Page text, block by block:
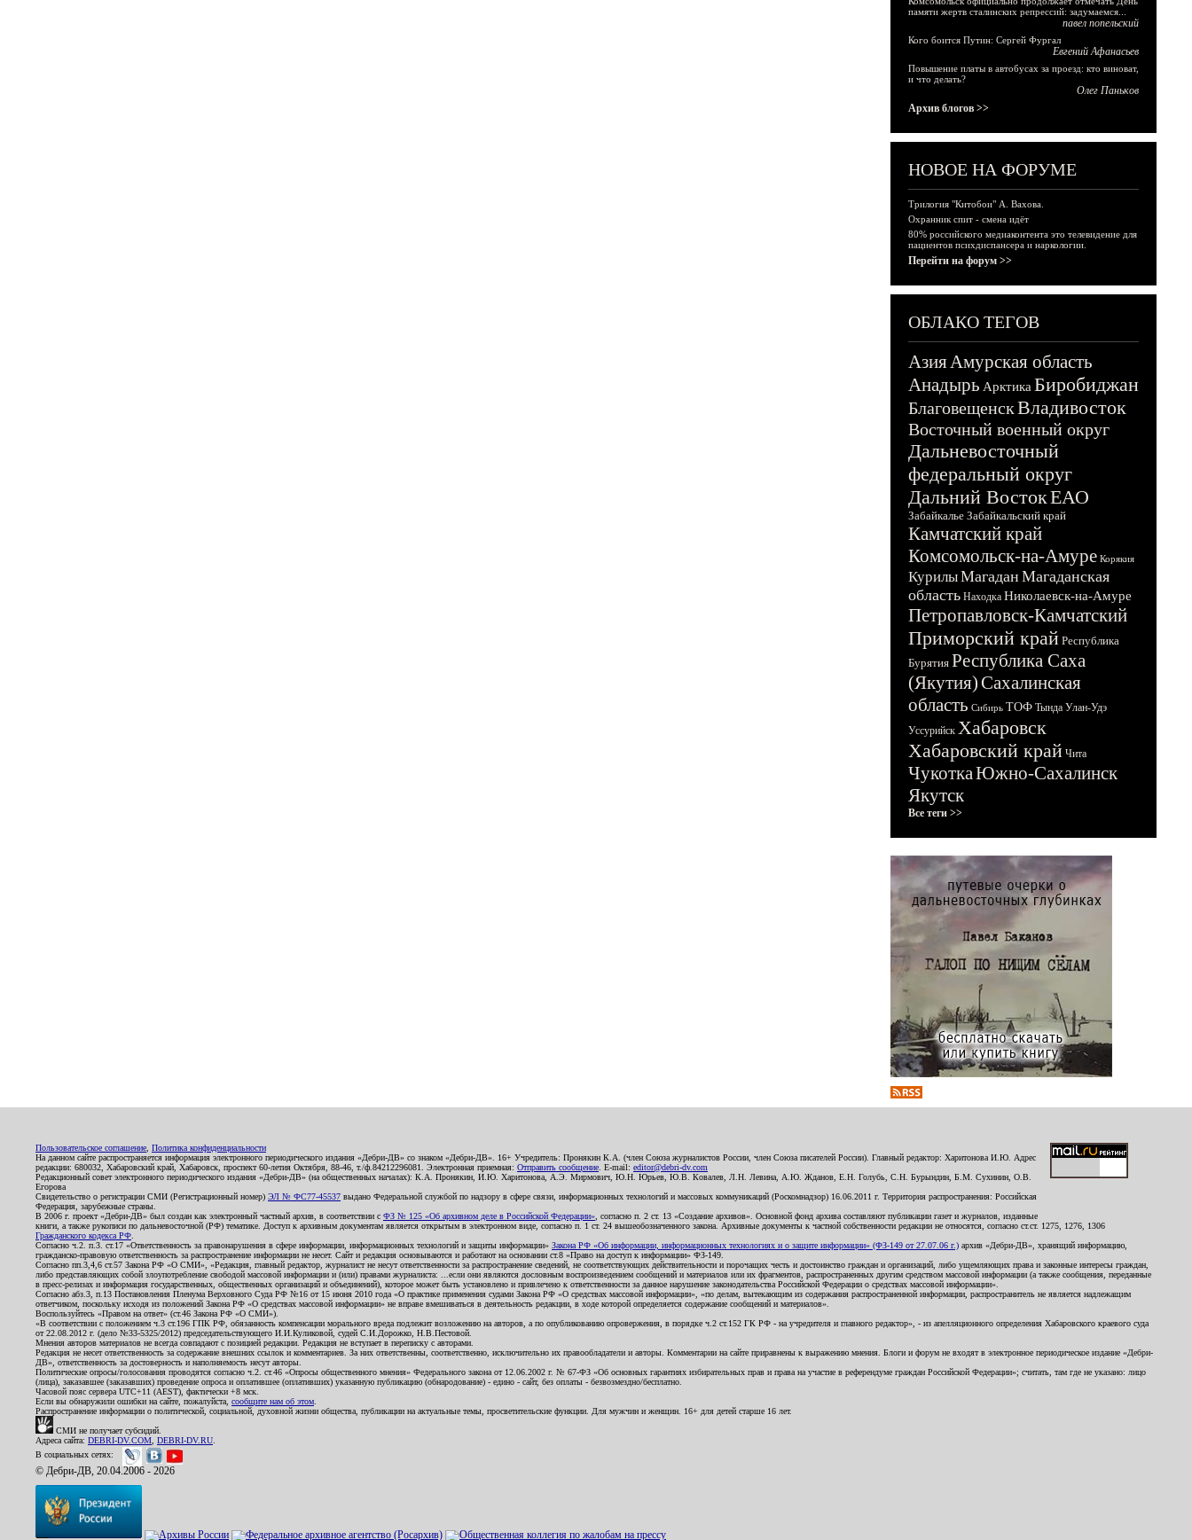
памяти жертв сталинских репрессий: задумаемся...
павел попельский
Кого боится Путин: Сергей Фургал
Евгений Афанасьев
Повышение платы в автобусах за проезд: кто виноват,
и что делать?
Олег Паньков
Архив блогов >>
НОВОЕ НА ФОРУМЕ
Трилогия "Китобои" А. Вахова.
Охранник спит - смена идёт
80% российского медиаконтента это телевидение для
пациентов психдиспансера и наркологии.
Перейти на форум >>
ОБЛАКО ТЕГОВ
АзияАмурская область
Анадырь Арктика Биробиджан
БлаговещенскВладивосток
Восточный военный округ
Дальневосточный
федеральный округ
Дальний ВостокЕАО
Забайкалье Забайкальский край
Камчатский край
Комсомольск-на-Амуре Корякия
КурилыМагадан Магаданская
область Находка Николаевск-на-Амуре
Петропавловск-Камчатский
Приморский край Республика
Бурятия Республика Саха
(Якутия)Сахалинская
область Сибирь ТОФ Тында Улан-Удэ
Уссурийск Хабаровск
Хабаровский край Чита
ЧукоткаЮжно-Сахалинск
Якутск
Все теги >>
Пользовательское соглашение Политика конфиденциальности
На данном сайте распространяется информация электронного периодического издания «Дебри-ДВ» со знаком «Дебри-ДВ». 16+ Учредитель: Пронякин К.А. (член Союза журналистов России, член Союза писателей России). Главный редактор: Харитонова И.Ю. Адрес
редакции: 680032, Хабаровский край, Хабаровск, проспект 60-летия Октября, 88-46, т./ф.84212296081. Электронная приемная: Отправить сообщение . E-mail: editor@debri-dv.com
Редакционный совет электронного периодического издания «Дебри-ДВ» (на общественных началах): К.А. Пронякин, И.Ю. Харитонова, А.Э. Мирмович, Ю.Н. Юрьев, Ю.В. Ковалев, Л.Н. Левина, А.Ю. Жданов, Е.Н. Голубь, С.Н. Бурындин, Б.М. Сухинин, О.В.
Егорова
Свидетельство о регистрации СМИ (Регистрационный номер) ЭЛ № ФС77-45537 выдано Федеральной службой по надзору в сфере связи, информационных технологий и массовых коммуникаций (Роскомнадзор) 16.06.2011 г. Территория распространения: Российская
Федерация, зарубежные страны.
В 2006 г. проект «Дебри-ДВ» был создан как электронный частный архив, в соответствии с ФЗ № 125 «Об архивном деле в Российской Федерации» , согласно п. 2 ст. 13 «Создание архивов». Основной фонд архива составляют публикации газет и журналов, изданные
книги, а также рукописи по дальневосточной (РФ) тематике. Доступ к архивным документам является открытым в электронном виде, согласно п. 1 ст. 24 вышеобозначенного закона. Архивные документы к частной собственности редакции не относятся, согласно ст.ст. 1275, 1276, 1306
Гражданского кодекса РФ
Согласно ч.2. п.3. ст.17 «Ответственность за правонарушения в сфере информации, информационных технологий и защиты информации» Закона РФ «Об информации, информационных технологиях и о защите информации» (ФЗ-149 от 27.07.06 г.) архив «Дебри-ДВ», хранящий информацию,
гражданско-правовую ответственность за распространение информации не несет. Сайт и редакция основываются и работают на основании ст.8 «Право на доступ к информации» ФЗ-149.
Согласно пп.3,4,6 ст.57 Закона РФ «О СМИ», «Редакция, главный редактор, журналист не несут ответственности за распространение сведений, не соответствующих действительности и порочащих честь и достоинство граждан и организаций, либо ущемляющих права и законные интересы граждан,
либо представляющих собой злоупотребление свободой массовой информации и (или) правами журналиста: ...если они являются дословным воспроизведением сообщений и материалов или их фрагментов, распространенных другим средством массовой информации (а также сообщения, переданные
в пресс-релизах и информация государственных, общественных организаций и объединений), которое может быть установлено и привлечено к ответственности за данное нарушение законодательства Российской Федерации о средствах массовой информации».
Согласно абз.3, п.13 Постановления Пленума Верховного Суда РФ №16 от 15 июня 2010 года «О практике применения судами Закона РФ «О средствах массовой информации», «по делам, вытекающим из содержания распространенной информации, распространитель не является надлежащим
ответчиком, поскольку исходя из положений Закона РФ «О средствах массовой информации» не вправе вмешиваться в деятельность редакции, в ходе которой определяется содержание сообщений и материалов».
Воспользуйтесь «Правом на ответ» (ст.46 Закона РФ «О СМИ»).
«В соответствии с положением ч.3 ст.196 ГПК РФ, обязанность компенсации морального вреда подлежит возложению на авторов, а по опубликованию опровержения, в порядке ч.2 ст.152 ГК РФ - на учредителя и главного редактор», - из апелляционного определения Хабаровского краевого суда
от 22.08.2012 г. (дело №33-5325/2012) председательствующего И.И.Куликовой, судей С.И.Дорожко, Н.В.Пестовой.
Мнения авторов материалов не всегда совпадают с позицией редакции. Редакция не вступает в переписку с авторами.
Редакция не несет ответственность за содержание внешних ссылок и комментариев. За них ответственны, соответственно, исключительно их правообладатели и авторы. Комментарии на сайте приравнены к выражению мнения. Блоги и форум не входят в электронное периодическое издание «Дебри-
ДВ», ответственность за достоверность и наполняемость несут авторы.
Политические опросы/голосования проводятся согласно ч.2. ст.46 «Опросы общественного мнения» Федерального закона от 12.06.2002 г. № 67-ФЗ «Об основных гарантиях избирательных прав и права на участие в референдуме граждан Российской Федерации»; считать, там где не указано: лицо
(лица), заказавшее (заказавших) проведение опроса и оплатившее (оплативших) указанную публикацию (обнародование) - едино - сайт, без оплаты - безвозмездно/бесплатно.
Часовой пояс сервера UTC+11 (AEST), фактически +8 мск.
Если вы обнаружили ошибки на сайте, пожалуйста, сообщите нам об этом
Распространение информации о политической, социальной, духовной жизни общества, публикации на актуальные темы, просветительские функции. Для мужчин и женщин. 16+ для детей старше 16 лет.
СМИ не получает субсидий.
Адреса сайта: DEBRI-DV.COM DEBRI-DV.RU
В социальных сетях:
© Дебри-ДВ, 20.04.2006 - 2026